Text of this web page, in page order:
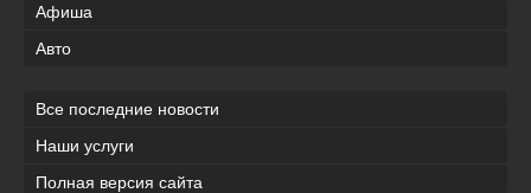
Афиша
Авто
Все последние новости
Наши услуги
Полная версия сайта